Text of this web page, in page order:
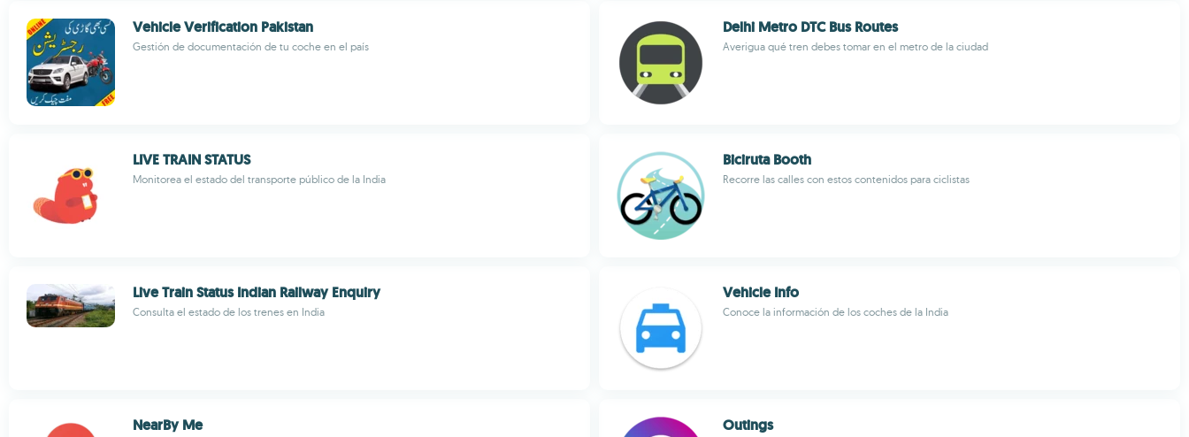
Vehicle Verification Pakistan
Gestión de documentación de tu coche en el país
Delhi Metro DTC Bus Routes
Averigua qué tren debes tomar en el metro de la ciudad
LIVE TRAIN STATUS
Monitorea el estado del transporte público de la India
Biciruta Booth
Recorre las calles con estos contenidos para ciclistas
Live Train Status Indian Railway Enquiry
Consulta el estado de los trenes en India
Vehicle Info
Conoce la información de los coches de la India
NearBy Me Outings